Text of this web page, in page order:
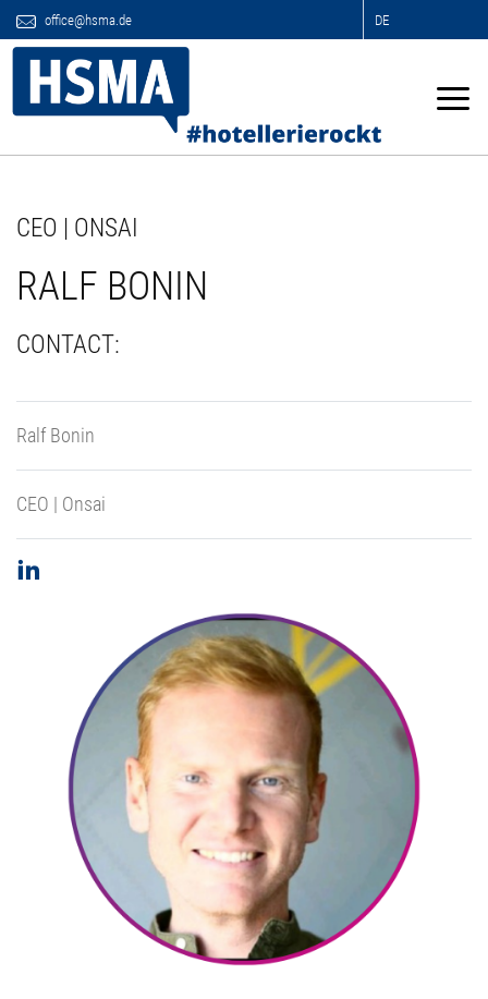
office@hsma.de DE
CEO | ONSAI
RALF BONIN
CONTACT:
Ralf Bonin
CEO | Onsai